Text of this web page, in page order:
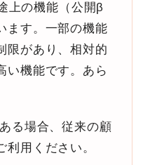
上の機能（公開β
ます。一部の機能
限があり、相対的
い機能です。あら
る場合、従来の顧
用ください。